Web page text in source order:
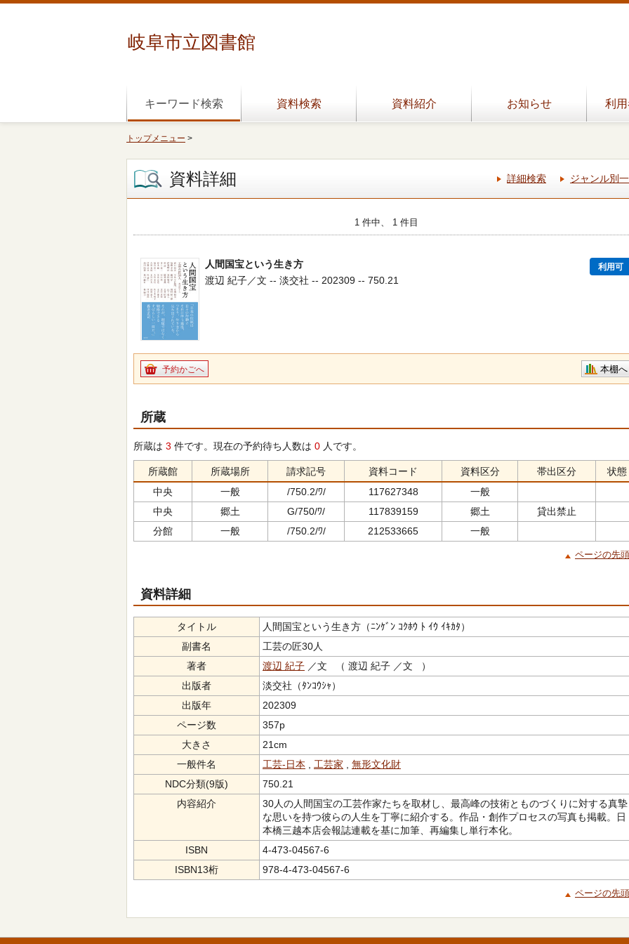
岐阜市立図書館
キーワード検索 資料検索 資料紹介 お知らせ 利
トップメニュー >
資料詳細 詳細検索 ジャンル別
1 件中、 1 件目
人間国宝という生き方 利用可
渡辺 紀子／文 -- 淡交社 -- 202309 -- 750.21
予約かごへ 本棚へ
所蔵
所蔵は 3 件です。現在の予約待ち人数は 0 人です。
所蔵館 所蔵場所 請求記号 資料コード 資料区分 帯出区分
状態
中央
一般 /750.2/ﾜ/ 117627348
一般
中央
郷土 G/750/ﾜ/ 117839159 郷土
貸出禁止
分館
一般 /750.2/ﾜ/ 212533665 一般
ページの先
資料詳細
タイトル
人間国宝という生き方（ﾆﾝｹﾞﾝ ｺｸﾎｳ ﾄ ｲｳ ｲｷｶﾀ）
副書名
工芸の匠30人
著者
渡辺 紀子 ／文 （ 渡辺 紀子 ／文 ）
出版者
淡交社（ﾀﾝｺｳｼｬ）
出版年
202309
ページ数
357p
大きさ
21cm
一般件名
工芸-日本 工芸家
無形文化財
NDC分類(9版)
750.21
内容紹介
30人の人間国宝の工芸作家たちを取材し、最高峰の技術とものづくりに対する真摯
な思いを持つ彼らの人生を丁寧に紹介する。作品・創作プロセスの写真も掲載。日
本橋三越本店会報誌連載を基に加筆、再編集し単行本化。
ISBN
4-473-04567-6
ISBN13桁
978-4-473-04567-6
ページの先